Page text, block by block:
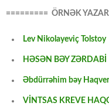
========= ÖRNƏK
Lev Nikolayeviç Tolstoy
HƏSƏN BƏY ZƏRDABİ
Əbdürrəhim bəy
VİNTSAS KREVE